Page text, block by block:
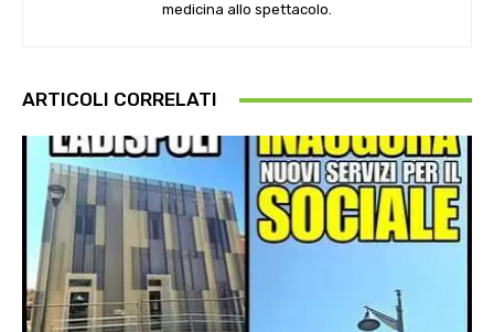
medicina allo spettacolo.
ARTICOLI CORRELATI